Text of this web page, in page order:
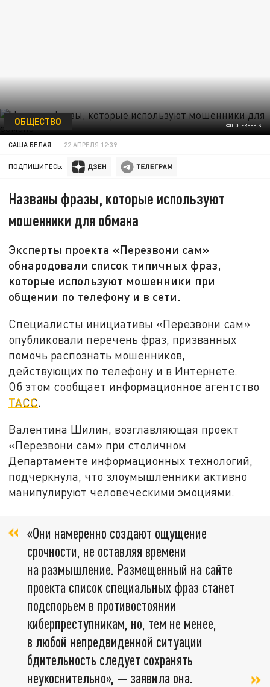
ФОТО: FREEPIK
ОБЩЕСТВО
САША БЕЛАЯ 22 АПРЕЛЯ 12:39
ПОДПИШИТЕСЬ:
Названы фразы, которые используют
мошенники для обмана
Эксперты проекта «Перезвони сам»
обнародовали список типичных фраз,
которые используют мошенники при
общении по телефону и в сети.
Специалисты инициативы «Перезвони сам»
опубликовали перечень фраз, призванных
помочь распознать мошенников,
действующих по телефону и в Интернете.
Об этом сообщает информационное агентство
ТАСС.
Валентина Шилин, возглавляющая проект
«Перезвони сам» при столичном
Департаменте информационных технологий,
подчеркнула, что злоумышленники активно
манипулируют человеческими эмоциями.
«Они намеренно создают ощущение
срочности, не оставляя времени
на размышление. Размещенный на сайте
проекта список специальных фраз станет
подспорьем в противостоянии
киберпреступникам, но, тем не менее,
в любой непредвиденной ситуации
бдительность следует сохранять
неукоснительно», — заявила она.